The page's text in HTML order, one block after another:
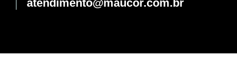
atendimento@maucor.com.br